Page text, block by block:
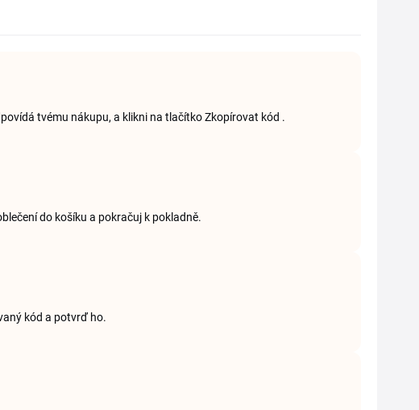
tvému nákupu, a klikni na tlačítko Zkopírovat kód .
do košíku a pokračuj k pokladně.
kód a potvrď ho.